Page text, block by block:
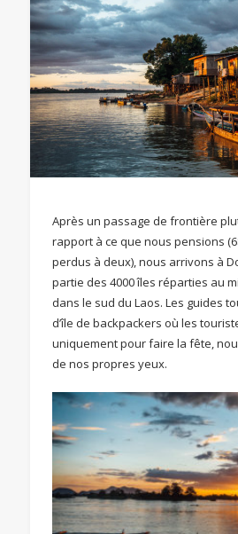
Après un passage de frontière
rapport à ce que nous pensions
perdus à deux), nous arrivons à
partie des 4000 îles réparties au
dans le sud du Laos. Les guides
d’île de backpackers où les
uniquement pour faire la fête,
de nos propres yeux.